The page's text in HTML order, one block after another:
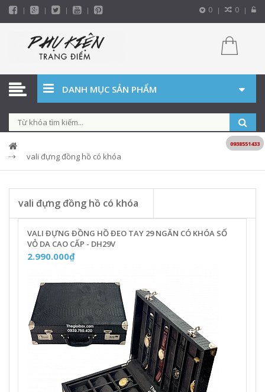
0 0
DANH MỤC SẢN PHẨM
vali đựng đồng hồ có khóa
vali đựng đồng hồ có khóa
VALI ĐỰNG ĐỒNG HỒ ĐEO TAY 29 NGĂN CÓ KHÓA SỐ
VỎ DA CAO CẤP - DH29V
2.990.000₫
0938551433